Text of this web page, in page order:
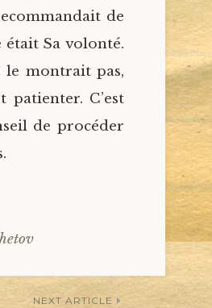
de
Sa volonté.
le montrait pas,
C’est
de procéder
NEXT ARTICLE